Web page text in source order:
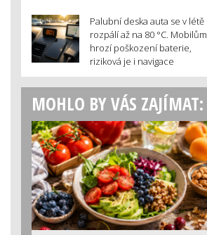
Palubní deska auta se v létě
rozpálí až na 80 °C. Mobilům
hrozí poškození baterie,
riziková je i navigace
MOHLO BY VÁS ZAJÍMAT: